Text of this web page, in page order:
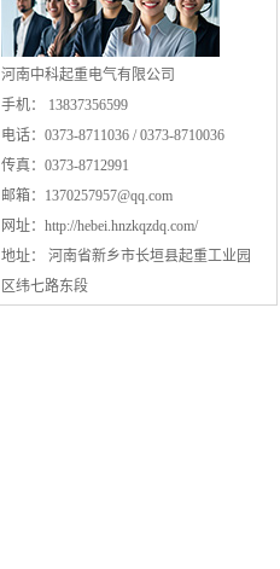
河南中科起重电气有限公司
手机： 13837356599
电话：0373-8711036 / 0373-8710036
传真：0373-8712991
邮箱： 1370257957@qq.com
网址： http://hebei.hnzkqzdq.com/
地址： 河南省新乡市长垣县起重工业园
区纬七路东段